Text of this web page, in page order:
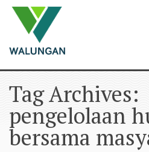
Tag Archives:
pengelolaan
bersama